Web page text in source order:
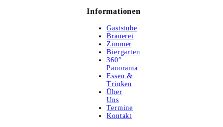
Informationen
Gaststube
Brauerei
Zimmer
Biergarten
360°
Panorama
Essen &
Trinken
Über
Uns
Termine
Kontakt